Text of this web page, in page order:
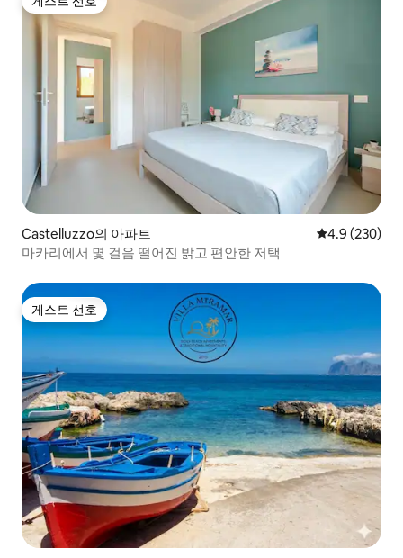
게스트 선호
Castelluzzo의 아파트 평점 4.9점(5
4.9 (230)
마카리에서 몇 걸음 떨어진 밝고 편안한 저택
게스트 선호
게스트 선호